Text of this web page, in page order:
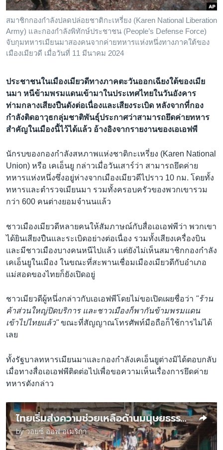
ติดตามเรา
เลือกภาษา
สมาชิกกองกำลังปลดปล่อยชาติกะเหรี่ยง (Karen National Liberation
Army) และกองกำลังพิทักษ์ประชาชน (People’s Defense Force)
จับกุมทหารเมียนมาสองคนจากค่ายทหารแห่งหนึ่งทางภาคใต้ของ
เมืองเมียวดี เมื่อวันที่ 11 มีนาคม 2024
ประชาชนในเมืองเมียวดีทางภาคตะวันออกเฉียงใต้ของเมีย
นมา หนีข้ามพรมแดนเข้ามาในประเทศไทยในวันอังคาร
ท่ามกลางเสียงปืนดังต่อเนื่องและเสียงระเบิด หลังจากที่กอง
กำลังติดอาวุธกลุ่มชาติพันธุ์ประกาศว่าสามารถยึดค่ายทหาร
สำคัญในเมืองนี้ไว้ได้แล้ว อ้างอิงจากรายงานของเอเอฟพี
นักรบของกองกำลังสหภาพแห่งชาติกะเหรี่ยง (Karen National
Union) หรือ เคเอ็นยู กล่าวเมื่อวันเสาร์ว่า สามารถยึดค่าย
ทหารแห่งหนึ่งซึ่งอยู่ห่างจากเมืองเมียวดีไปราว 10 กม. โดยทั้ง
ทหารและตำรวจเมียนมา รวมทั้งครอบครัวของพวกเขารวม
กว่า 600 คนต่างยอมจำนนแล้ว
ชาวเมืองเมียวดีหลายคนให้สัมภาษณ์กับสื่อเอเอฟพีว่า พวกเขา
ได้ยินเสียงปืนและระเบิดอย่างต่อเนื่อง รวมทั้งเสียงเครื่องบิน
และมีชาวเมืองบางคนหนีไปแล้ว แต่ยังไม่เห็นสมาชิกกองกำลัง
เคเอ็นยูในเมือง ในขณะที่สะพานเชื่อมเมืองเมียวดีกับอำเภอ
แม่สอดของไทยก็ยังเปิดอยู่
ชาวเมียวดีผู้หนึ่งกล่าวกับเอเอฟพีโดยไม่ขอเปิดเผยชื่อว่า "ร้าน
ค้าส่วนใหญ่ปิดบริการ และชาวเมืองก็พากันข้ามพรมแดน
เข้าไปไทยแล้ว"ขณะที่สัญญาณโทรศัพท์มือถือก็ใช้การไม่ได้
เลย
ทั้งรัฐบาลทหารเมียนมาและกองกำลังเคเอ็นยูต่างมิได้ตอบกลับ
เมื่อทางสื่อเอเอฟพีติดต่อไปเพื่อขอความเห็นเรื่องการยึดค่าย
ทหารดังกล่าว
ไทยเริ่มส่งความช่วยเหลือด้านมนุษยธรรมไปเมียนมาแล้ว
byวอยซ์ ออฟ อเมริกา